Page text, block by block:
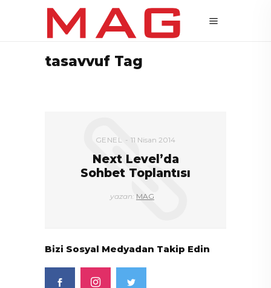
tasavvuf Tag
GENEL 11 Nisan 2014
Next Level’da
Sohbet Toplantısı
yazan: MAG
Bizi Sosyal Medyadan Takip Edin